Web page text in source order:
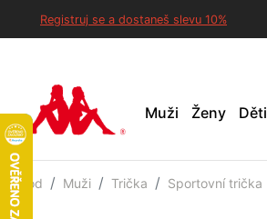
Registruj se a dostaneš slevu 10%
Muži Ženy Děti
Úvod Muži Trička Sportovní trička